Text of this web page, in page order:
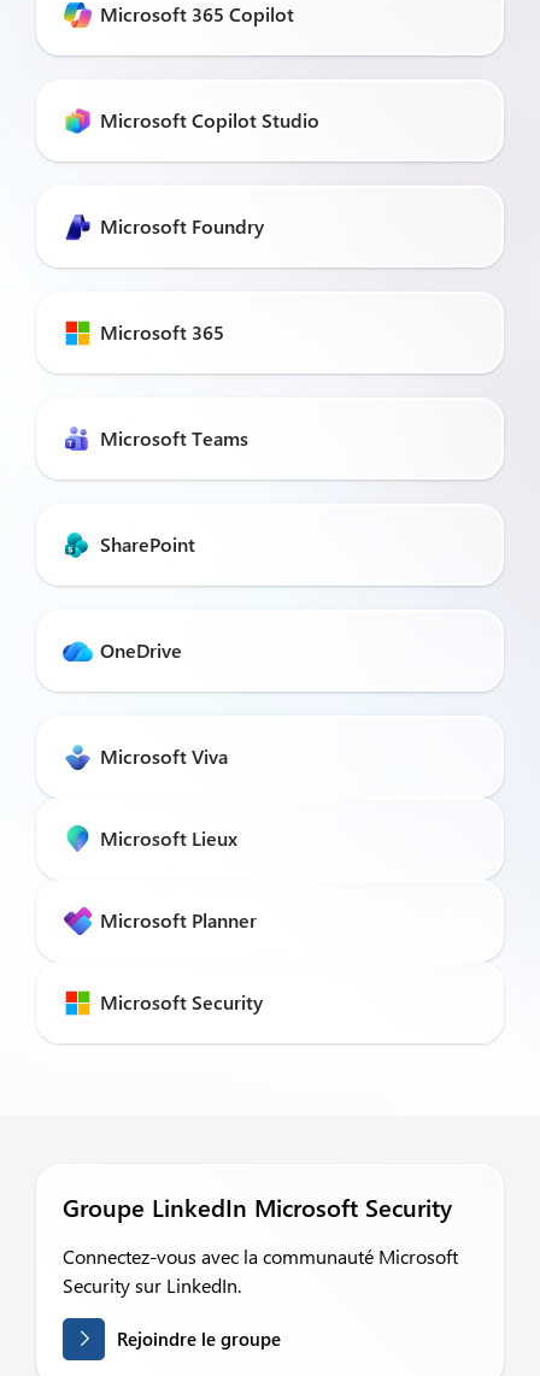
Microsoft 365 Copilot
Microsoft Copilot Studio
Microsoft Foundry
Microsoft 365
Microsoft Teams
SharePoint
OneDrive
Microsoft Viva
Microsoft Lieux
Microsoft Planner
Microsoft Security
Groupe LinkedIn Microsoft Security
Connectez-vous avec la communauté Microsoft
Security sur LinkedIn.
Rejoindre le groupe